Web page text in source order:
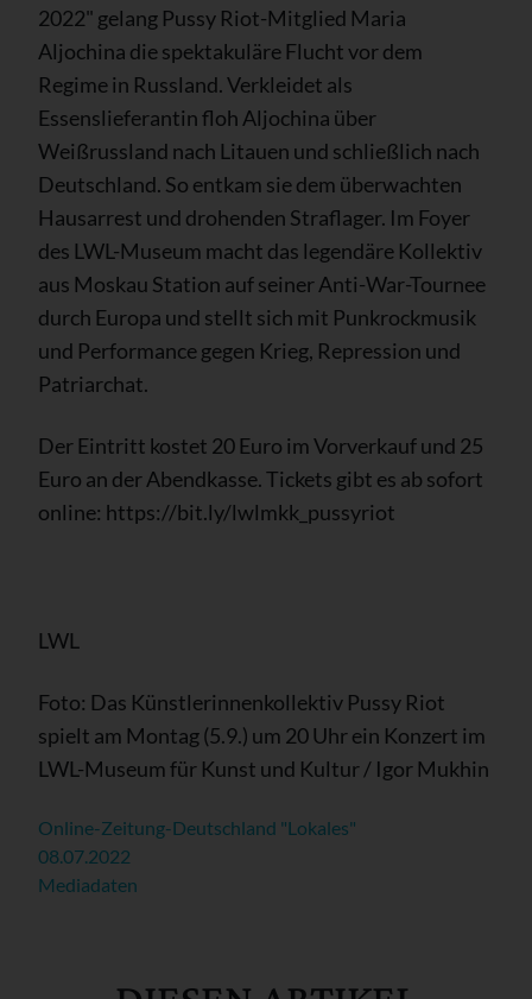
2022" gelang Pussy Riot-Mitglied Maria
Aljochina die spektakuläre Flucht vor dem
Regime in Russland. Verkleidet als
Essenslieferantin floh Aljochina über
Weißrussland nach Litauen und schließlich nach
Deutschland. So entkam sie dem überwachten
Hausarrest und drohenden Straflager. Im Foyer
des LWL-Museum macht das legendäre Kollektiv
aus Moskau Station auf seiner Anti-War-Tournee
durch Europa und stellt sich mit Punkrockmusik
und Performance gegen Krieg, Repression und
Patriarchat.
Der Eintritt kostet 20 Euro im Vorverkauf und 25
Euro an der Abendkasse. Tickets gibt es ab sofort
online: https://bit.ly/lwlmkk_pussyriot
LWL
Foto: Das Künstlerinnenkollektiv Pussy Riot
spielt am Montag (5.9.) um 20 Uhr ein Konzert im
LWL-Museum für Kunst und Kultur / Igor Mukhin
Online-Zeitung-Deutschland "Lokales"
08.07.2022
Mediadaten